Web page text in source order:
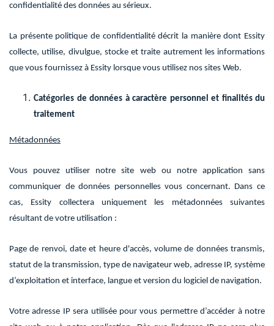
confidentialité des données au sérieux.
La présente politique de confidentialité décrit la manière dont Essity
collecte, utilise, divulgue, stocke et traite autrement les informations
que vous fournissez à Essity lorsque vous utilisez nos sites Web.
Catégories de données à caractère personnel et finalités du
traitement
Métadonnées
Vous pouvez utiliser notre site web ou notre application sans
communiquer de données personnelles vous concernant. Dans ce
cas, Essity collectera uniquement les métadonnées suivantes
résultant de votre utilisation :
Page de renvoi, date et heure d'accès, volume de données transmis,
statut de la transmission, type de navigateur web, adresse IP, système
d’exploitation et interface, langue et version du logiciel de navigation.
Votre adresse IP sera utilisée pour vous permettre d’accéder à notre